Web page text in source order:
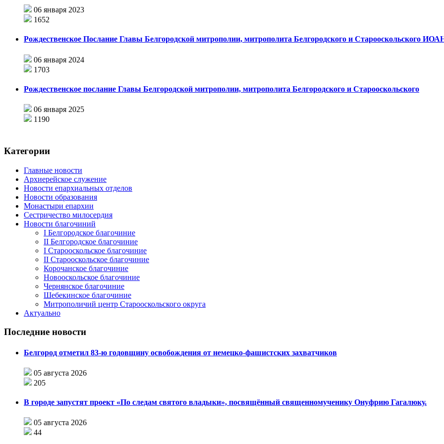
06 января 2023
1652
Рождественское Послание Главы Белгородской митрополии, митрополита Белгородского и Старооскольского
06 января 2024
1703
Рождественское послание Главы Белгородской митрополии, митрополита Белгородского и Старооскольского
06 января 2025
1190
Категории
Главные новости
Архиерейское служение
Новости епархиальных отделов
Новости образования
Монастыри епархии
Сестричество милосердия
Новости благочиний
I Белгородское благочиние
II Белгородское благочиние
I Старооскольское благочиние
II Старооскольское благочиние
Корочанское благочиние
Новооскольское благочиние
Чернянское благочиние
Шебекинское благочиние
Митрополичий центр Старооскольского округа
Актуально
Последние новости
Белгород отметил 83-ю годовщину освобождения от немецко-фашистских захватчиков
05 августа 2026
205
В городе запустят проект «По следам святого владыки», посвящённый священномученику Онуфрию Гагалюку.
05 августа 2026
44